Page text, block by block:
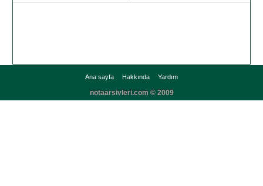
Ana sayfa Hakkında Yardım
notaarsivleri.com © 2009